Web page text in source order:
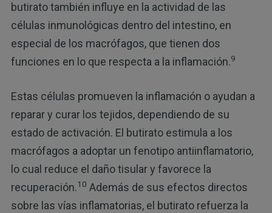
butirato también influye en la actividad de las
células inmunológicas dentro del intestino, en
especial de los macrófagos, que tienen dos
funciones en lo que respecta a la inflamación.9
Estas células promueven la inflamación o ayudan a
reparar y curar los tejidos, dependiendo de su
estado de activación. El butirato estimula a los
macrófagos a adoptar un fenotipo antiinflamatorio,
lo cual reduce el daño tisular y favorece la
recuperación.10 Además de sus efectos directos
sobre las vías inflamatorias, el butirato refuerza la